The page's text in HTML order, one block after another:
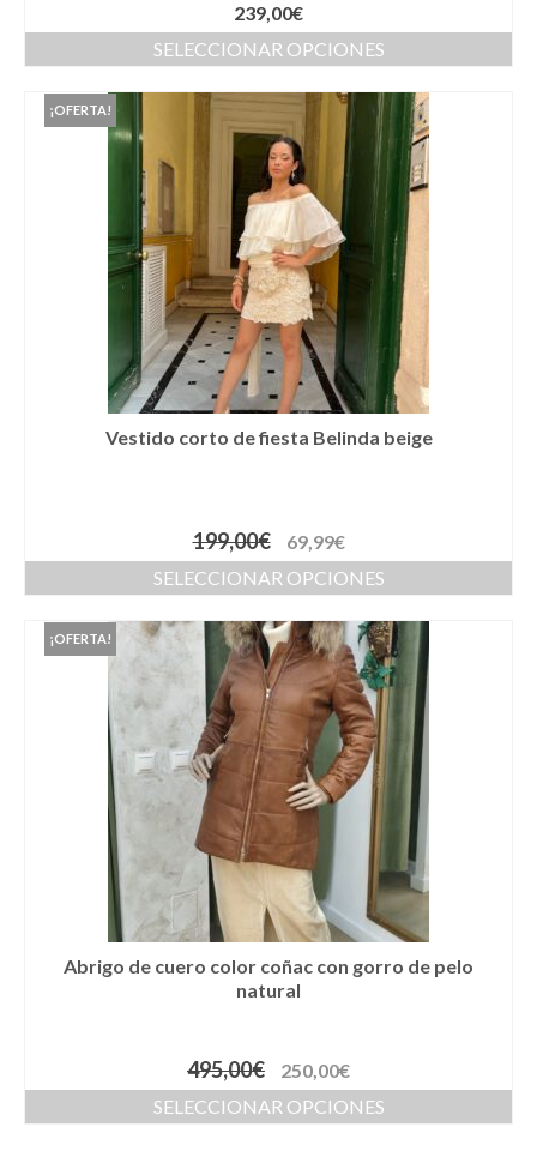
Bolsos
Carteras
Cestas
Cinturones
Colgantes
Collares y gargantillas
Conjunto de sombrero y cesta a juego
Coronas
Cuellos
Estolas
Gorros
Llaveros
Pamelas
Pañuelos
Peinetas
Pendientes
Pulseras
Tocados
239,00€
SELECCIONAR OPCIONES
¡OFERTA!
Vestido corto de fiesta Belinda beige
199,00€ 69,99€
SELECCIONAR OPCIONES
¡OFERTA!
Abrigo de cuero color coñac con gorro de pelo
natural
495,00€ 250,00€
SELECCIONAR OPCIONES